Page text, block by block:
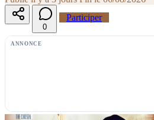
0
Participer
ANNONCE